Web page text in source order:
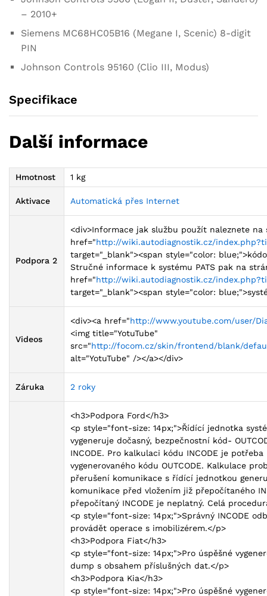
– 2010+
Siemens MC68HC05B16 (Megane I, Scenic) 8-digit
PIN
Johnson Controls 95160 (Clio III, Modus)
Specifikace
Další informace
Hmotnost 1 kg
Aktivace Automatická přes Internet
Podpora 2
<div>Informace jak službu použít naleznete na
href="http://wiki.autodiagnostik.cz/
target="_blank"><span style="color:
Stručné informace k systému PATS pak na
href="http://wiki.autodiagnostik.cz/
target="_blank"><span style="color:
Videos
<div><a href="http://www.youtube.com/user/
<img title="YotuTube"
src="http://focom.cz/skin/frontend/blank/
alt="YotuTube" /></a></div>
Záruka 2 roky
<h3>Podpora Ford</h3>
<p style="font-size: 14px;">Řídící jednotka
vygeneruje dočasný, bezpečnostní kód-
INCODE. Pro kalkulaci kódu INCODE je
vygenerovaného kódu OUTCODE. Kalkulace
přerušení komunikace s řídící jednotkou
komunikace před vložením již přepočítaného
přepočítaný INCODE je neplatný. Celá
<p style="font-size: 14px;">Správný INCODE
provádět operace s imobilizérem.</p>
<h3>Podpora Fiat</h3>
<p style="font-size: 14px;">Pro úspěšné
dump s obsahem příslušných dat.</p>
<h3>Podpora Kia</h3>
<p style="font-size: 14px;">Pro úspěšné